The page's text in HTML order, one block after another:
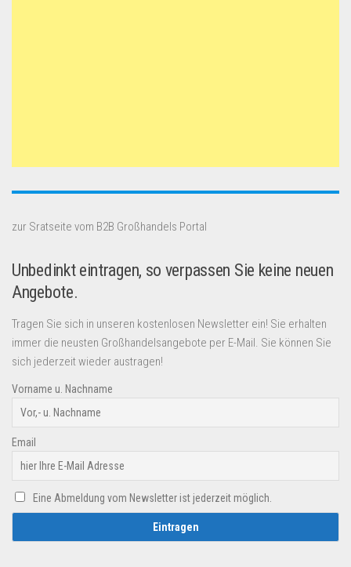
zur Sratseite vom B2B Großhandels Portal
Unbedinkt eintragen, so verpassen Sie keine neuen
Angebote.
Tragen Sie sich in unseren kostenlosen Newsletter ein! Sie erhalten
immer die neusten Großhandelsangebote per E-Mail. Sie können Sie
sich jederzeit wieder austragen!
Vorname u. Nachname
Email
Eine Abmeldung vom Newsletter ist jederzeit möglich.